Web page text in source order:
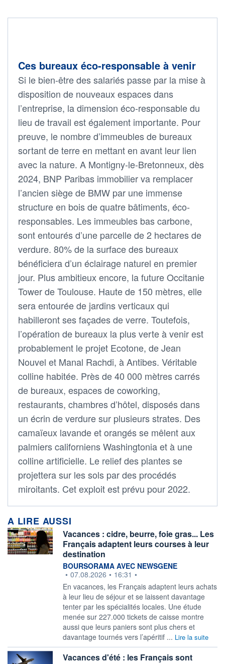
Ces bureaux éco-responsable à venir
Si le bien-être des salariés passe par la mise à
disposition de nouveaux espaces dans
l’entreprise, la dimension éco-responsable du
lieu de travail est également importante. Pour
preuve, le nombre d’immeubles de bureaux
sortant de terre en mettant en avant leur lien
avec la nature. A Montigny-le-Bretonneux, dès
2024, BNP Paribas immobilier va remplacer
l’ancien siège de BMW par une immense
structure en bois de quatre bâtiments, éco-
responsables. Les immeubles bas carbone,
sont entourés d’une parcelle de 2 hectares de
verdure. 80% de la surface des bureaux
bénéficiera d’un éclairage naturel en premier
jour. Plus ambitieux encore, la future Occitanie
Tower de Toulouse. Haute de 150 mètres, elle
sera entourée de jardins verticaux qui
habilleront ses façades de verre. Toutefois,
l’opération de bureaux la plus verte à venir est
probablement le projet Ecotone, de Jean
Nouvel et Manal Rachdi, à Antibes. Véritable
colline habitée. Près de 40 000 mètres carrés
de bureaux, espaces de coworking,
restaurants, chambres d’hôtel, disposés dans
un écrin de verdure sur plusieurs strates. Des
camaïeux lavande et orangés se mêlent aux
palmiers californiens Washingtonia et à une
colline artificielle. Le relief des plantes se
projettera sur les sols par des procédés
miroitants. Cet exploit est prévu pour 2022.
A LIRE AUSSI
Vacances : cidre, beurre, foie gras... Les
Français adaptent leurs courses à leur
destination
information fournie par
BOURSORAMA AVEC NEWSGENE
• 07.08.2026 • 16:31 •
En vacances, les Français adaptent leurs achats
à leur lieu de séjour et se laissent davantage
tenter par les spécialités locales. Une étude
menée sur 227.000 tickets de caisse montre
aussi que leurs paniers sont plus chers et
davantage tournés vers l’apéritif ... Lire la suite
Vacances d'été : les Français sont